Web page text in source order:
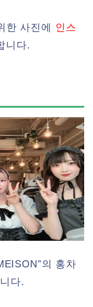
한 사진에
인스
니다.
의 홍차
다.